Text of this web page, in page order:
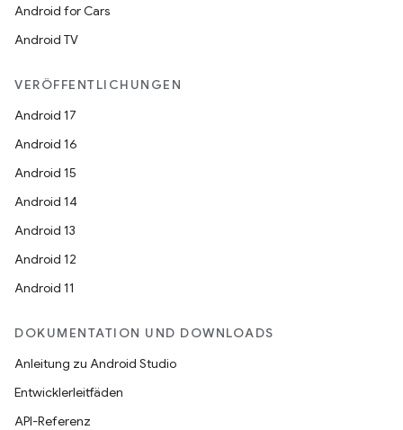
Android for Cars
Android TV
VERÖFFENTLICHUNGEN
Android 17
Android 16
Android 15
Android 14
Android 13
Android 12
Android 11
DOKUMENTATION UND DOWNLOADS
Anleitung zu Android Studio
Entwicklerleitfäden
API-Referenz